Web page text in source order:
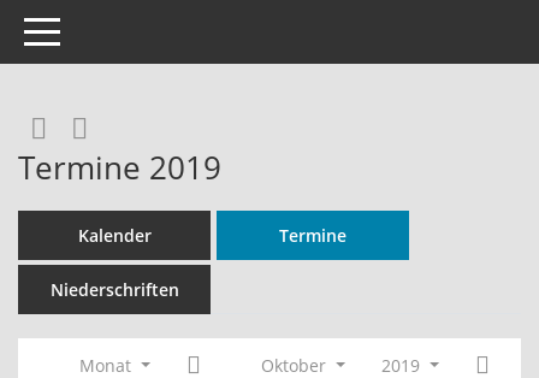
Toggle navigation
Rechercheauswahl
Termine 2019
Kalender Termine
Niederschriften
Monat Oktober
2019